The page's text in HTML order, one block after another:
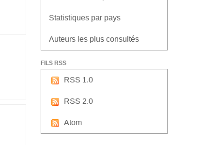
Statistiques par pays
Auteurs les plus consultés
FILS RSS
RSS 1.0
RSS 2.0
Atom